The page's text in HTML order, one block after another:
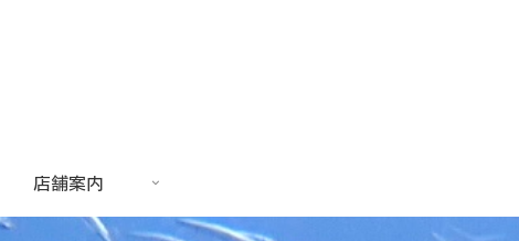
店舗案内